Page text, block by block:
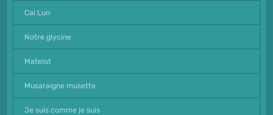
Cai Lun
Notre glycine
Matelot
Musaraigne musette
Je suis comme je suis